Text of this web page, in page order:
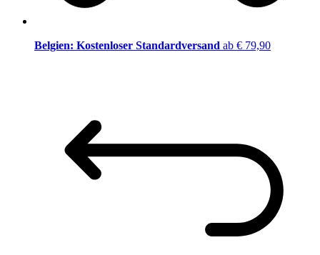
Belgien: Kostenloser Standardversand ab € 79,90